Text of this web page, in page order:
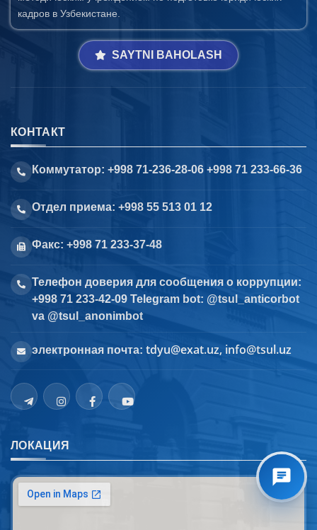
кадров в Узбекистане.
SAYTNI BAHOLASH
КОНТАКТ
Коммутатор: +998 71-236-28-06 +998 71 233-66-36
Отдел приема: +998 55 513 01 12
Факс: +998 71 233-37-48
Телефон доверия для сообщения о коррупции:
+998 71 233-42-09 Telegram bot: @tsul_anticorbot
va @tsul_anonimbot
электронная почта: tdyu@exat.uz, info@tsul.uz
ЛОКАЦИЯ